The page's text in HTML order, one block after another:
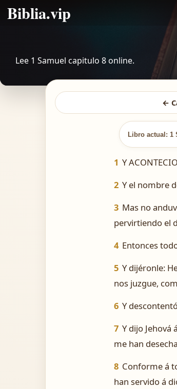
Biblia.vip
Lee 1 Samuel capitulo 8 online.
←
Libro actual: 1
1 Y
2 Y el nombre
3 Mas no
pervirtiendo el
4 Entonces
5 Y dijéronle:
nos juzgue,
6 Y
7 Y dijo
me han
8 Conforme á
han servido á